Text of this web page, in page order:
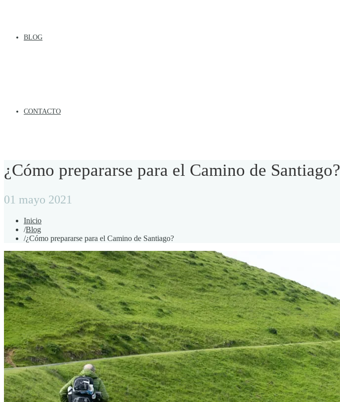
BLOG
CONTACTO
¿Cómo prepararse para el Camino de Santiago?
01 mayo 2021
Inicio
/Blog
/¿Cómo prepararse para el Camino de Santiago?